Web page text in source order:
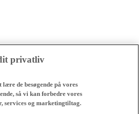
privatliv
de besøgende på vores
så vi kan forbedre vores
services og marketingtiltag.